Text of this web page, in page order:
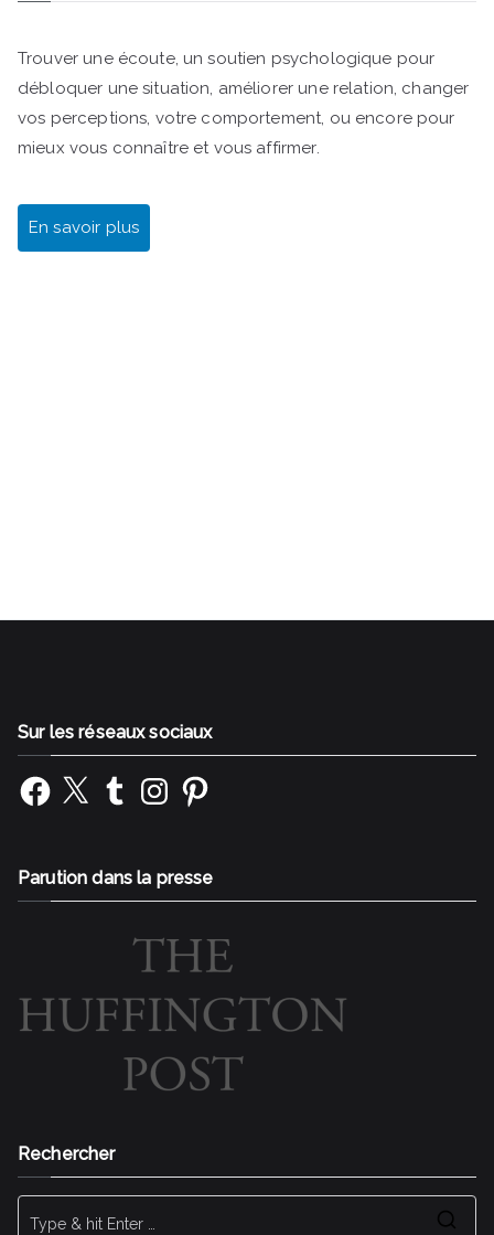
Trouver une écoute, un soutien psychologique pour
débloquer une situation, améliorer une relation, changer
vos perceptions, votre comportement, ou encore pour
mieux vous connaître et vous affirmer.
En savoir plus
Sur les réseaux sociaux
Facebook
X TumblrInstagramPinterest
Parution dans la presse
Rechercher